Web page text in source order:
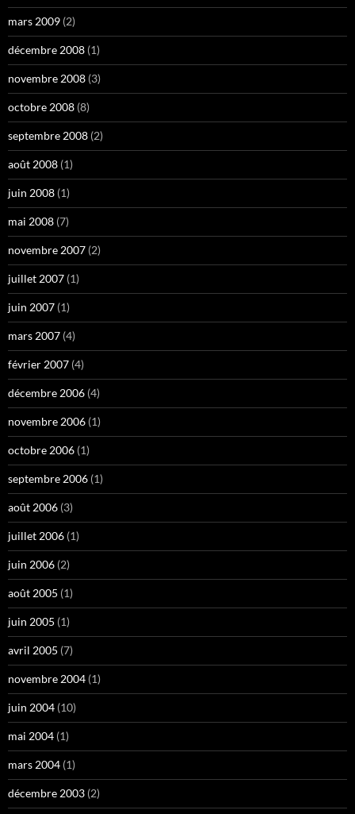
mars 2009 (2)
décembre 2008 (1)
novembre 2008 (3)
octobre 2008 (8)
septembre 2008 (2)
août 2008 (1)
juin 2008 (1)
mai 2008 (7)
novembre 2007 (2)
juillet 2007 (1)
juin 2007 (1)
mars 2007 (4)
février 2007 (4)
décembre 2006 (4)
novembre 2006 (1)
octobre 2006 (1)
septembre 2006 (1)
août 2006 (3)
juillet 2006 (1)
juin 2006 (2)
août 2005 (1)
juin 2005 (1)
avril 2005 (7)
novembre 2004 (1)
juin 2004 (10)
mai 2004 (1)
mars 2004 (1)
décembre 2003 (2)